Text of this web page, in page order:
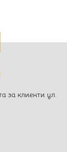
за клиенти ул.